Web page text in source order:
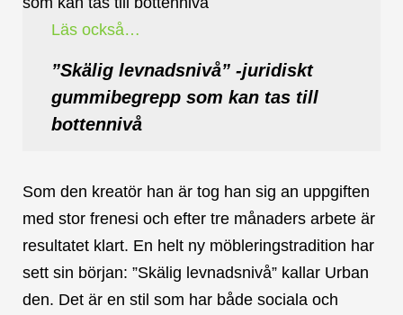
Läs också…
”Skälig levnadsnivå” -juridiskt
gummibegrepp som kan tas till
bottennivå
Som den kreatör han är tog han sig an uppgiften
med stor frenesi och efter tre månaders arbete är
resultatet klart. En helt ny möbleringstradition har
sett sin början: ”Skälig levnadsnivå” kallar Urban
den. Det är en stil som har både sociala och